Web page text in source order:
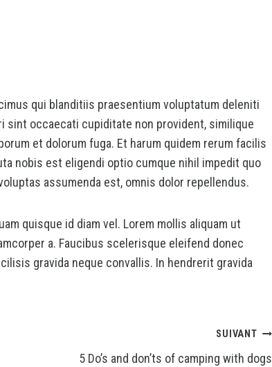
qui blanditiis praesentium voluptatum deleniti
occaecati cupiditate non provident, similique
et dolorum fuga. Et harum quidem rerum facilis
nobis est eligendi optio cumque nihil impedit quo
assumenda est, omnis dolor repellendus.
quisque id diam vel. Lorem mollis aliquam ut
a. Faucibus scelerisque eleifend donec
gravida neque convallis. In hendrerit gravida
SUIVANT
5 Do’s and don’ts of camping with dogs